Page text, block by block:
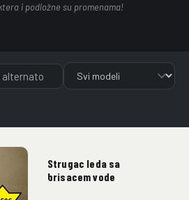
i podložne su promenama!
Strugac leda sa
brisacem vode